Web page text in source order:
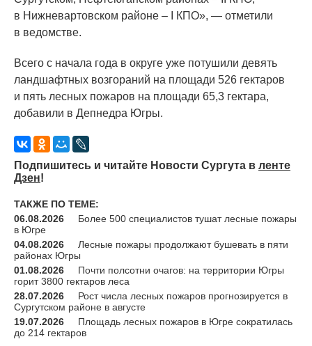
в Нижневартовском районе – I КПО», — отметили
в ведомстве.
Всего с начала года в округе уже потушили девять
ландшафтных возгораний на площади 526 гектаров
и пять лесных пожаров на площади 65,3 гектара,
добавили в Депнедра Югры.
Подпишитесь и читайте Новости Сургута в ленте
Дзен!
ТАКЖЕ ПО ТЕМЕ:
06.08.2026
Более 500 специалистов тушат лесные пожары
в Югре
04.08.2026
Лесные пожары продолжают бушевать в пяти
районах Югры
01.08.2026
Почти полсотни очагов: на территории Югры
горит 3800 гектаров леса
28.07.2026
Рост числа лесных пожаров прогнозируется в
Сургутском районе в августе
19.07.2026
Площадь лесных пожаров в Югре сократилась
до 214 гектаров